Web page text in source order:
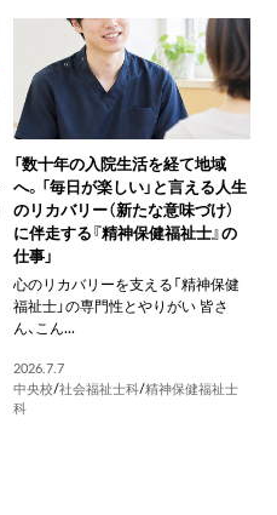
「数十年の入院生活を経て地域
へ。「毎日が楽しい」と言える人生
のリカバリー（新たな意味づけ）
に伴走する『精神保健福祉士』の
仕事」
心のリカバリーを支える「精神保健
福祉士」の専門性とやりがい 皆さ
ん、こん...
2026.7.7
中央校/社会福祉士科/精神保健福祉士
科